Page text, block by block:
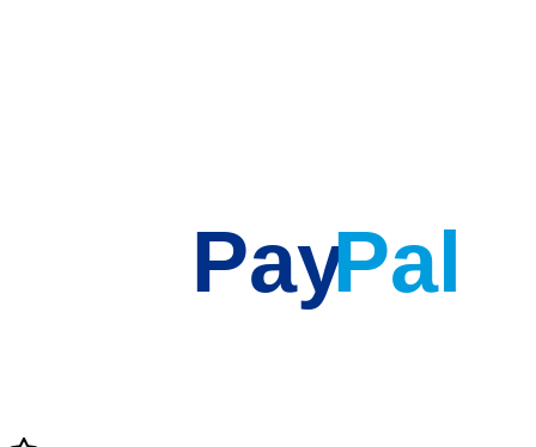
PayPal